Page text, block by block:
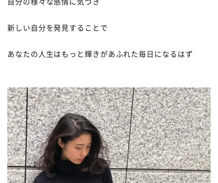
新しい自分を発見することで
あなたの人生はもっと輝きがあふれた毎日になるはず